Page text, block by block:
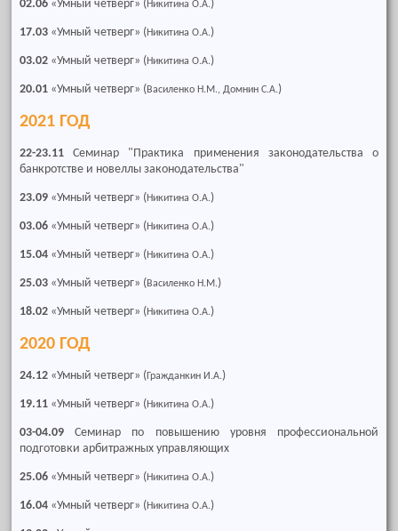
02.06 «Умный четверг» (Никитина О.А.)
17.03 «Умный четверг» (Никитина О.А.)
03.02 «Умный четверг» (Никитина О.А.)
20.01 «Умный четверг» (Василенко Н.М., Домнин С.А.)
2021 ГОД
22-23.11 Семинар "Практика применения законодательства о
банкротстве и новеллы законодательства"
23.09 «Умный четверг» (Никитина О.А.)
03.06 «Умный четверг» (Никитина О.А.)
15.04 «Умный четверг» (Никитина О.А.)
25.03 «Умный четверг» (Василенко Н.М.)
18.02 «Умный четверг» (Никитина О.А.)
2020 ГОД
24.12 «Умный четверг» (Гражданкин И.А.)
19.11 «Умный четверг» (Никитина О.А.)
03-04.09 Семинар по повышению уровня профессиональной
подготовки арбитражных управляющих
25.06 «Умный четверг» (Никитина О.А.)
16.04 «Умный четверг» (Никитина О.А.)